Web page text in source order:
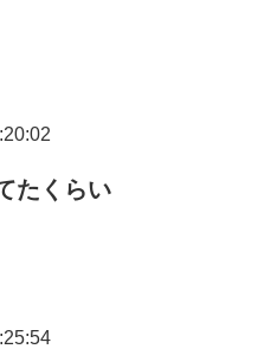
たくらい